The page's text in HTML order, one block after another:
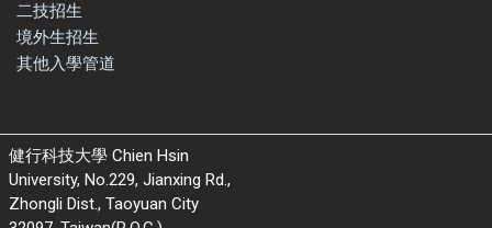
二技招生
境外生招生
其他入學管道
健行科技大學 Chien Hsin
University, No.229, Jianxing Rd.,
Zhongli Dist., Taoyuan City